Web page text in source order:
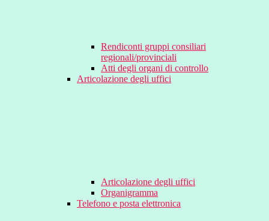
Rendiconti gruppi consiliari
regionali/provinciali
Atti degli organi di controllo
Articolazione degli uffici
Articolazione degli uffici
Organigramma
Telefono e posta elettronica